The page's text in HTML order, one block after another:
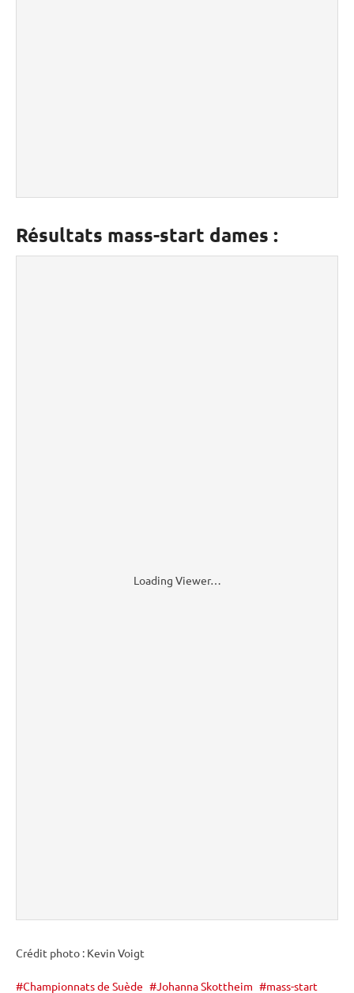
Résultats mass-start dames :
Loading Viewer…
Crédit photo : Kevin Voigt
Championnats de Suède Johanna Skottheim mass-start